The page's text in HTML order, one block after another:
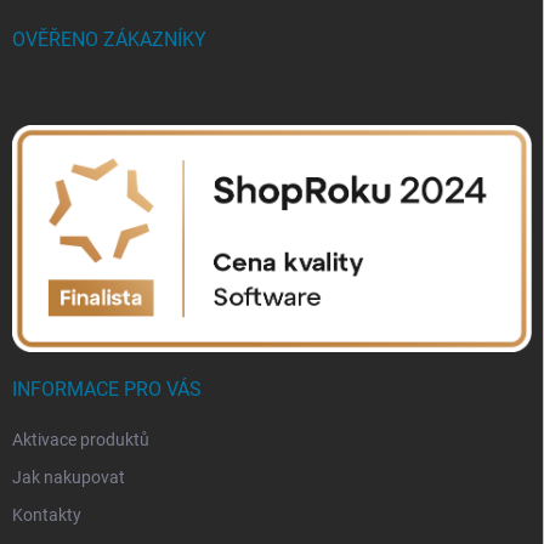
OVĚŘENO ZÁKAZNÍKY
INFORMACE PRO VÁS
Aktivace produktů
Jak nakupovat
Kontakty